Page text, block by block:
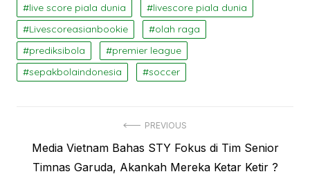
live score piala dunia
livescore piala dunia
Livescoreasianbookie
olah raga
prediksibola
premier league
sepakbolaindonesia
soccer
pos
PREVIOUS
Previous
post:
Media Vietnam Bahas STY Fokus di Tim Senior
Timnas Garuda, Akankah Mereka Ketar Ketir ?